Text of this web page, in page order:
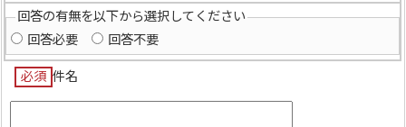
回答の有無を以下から選択してください
回答必要
回答不要
必須 件名